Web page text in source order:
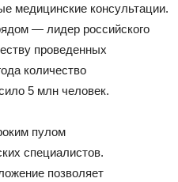
медицинские консультации.
— лидер российского
проведенных
количество
5 млн человек.
пулом
специалистов.
позволяет